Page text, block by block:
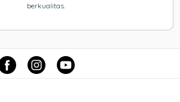
berkualitas.